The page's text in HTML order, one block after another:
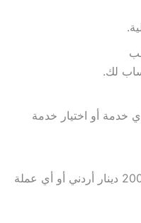
لك.
خدمة أو اختيار خدمة
الأدنى لفتح حساب يكون 200 دينار أردني أو أي عملة